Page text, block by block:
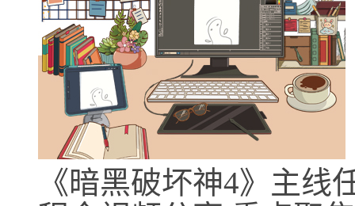
《暗黑破坏神4》主线